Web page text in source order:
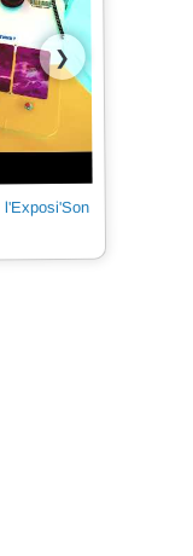
❯
l'Exposi'Son